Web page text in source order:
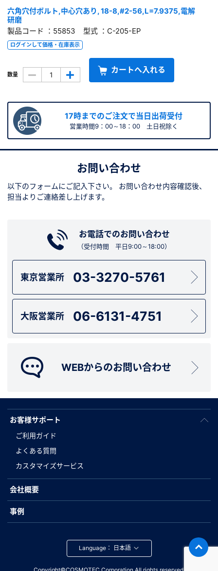
六角穴付ボルト,中心穴あり, 18-8,#2-56,L=7.9375,電解
研磨
製品コード ：55853 型式 ：C-205-EP
ログインして価格・在庫表示
数量 カートへ入れる
17時までのご注文で当日出荷受付
営業時間9：00～18：00 土日祝除く
お問い合わせ
以下のフォームにご記入下さい。
お問い合わせ内容確認後、
担当よりご連絡差し上げます。
お電話でのお問い合わせ
（受付時間 平日9:00～18:00）
東京営業所 03-3270-5761
大阪営業所 06-6131-4751
WEBからのお問い合わせ
お客様サポート
ご利用ガイド
よくある質問
カスタマイズサービス
会社概要
事例
Language：